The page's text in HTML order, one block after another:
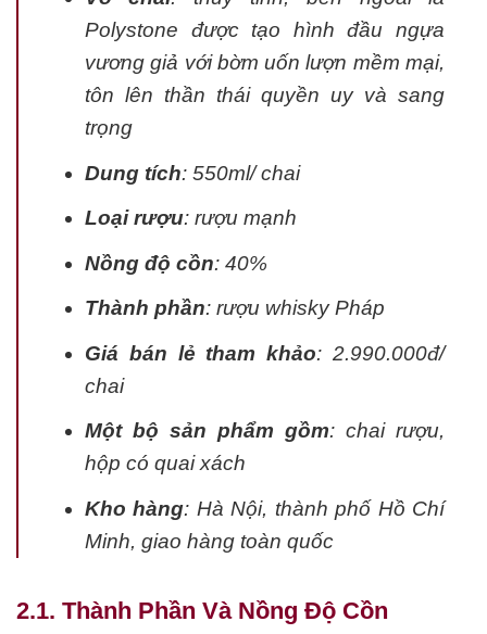
Polystone được tạo hình đầu ngựa
vương giả với bờm uốn lượn mềm mại,
tôn lên thần thái quyền uy và sang
trọng
Dung tích: 550ml/ chai
Loại rượu: rượu mạnh
Nồng độ cồn: 40%
Thành phần: rượu whisky Pháp
Giá bán lẻ tham khảo: 2.990.000đ/
chai
Một bộ sản phẩm gồm: chai rượu,
hộp có quai xách
Kho hàng: Hà Nội, thành phố Hồ Chí
Minh, giao hàng toàn quốc
2.1. Thành Phần Và Nồng Độ Cồn